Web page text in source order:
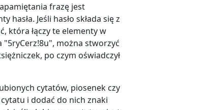
frazę jest
Jeśli hasło składa się z
która łączy te elementy w
"5ryCerz!8u", można stworzyć
po czym oświadczył
cytatów, piosenek czy
i dodać do nich znaki